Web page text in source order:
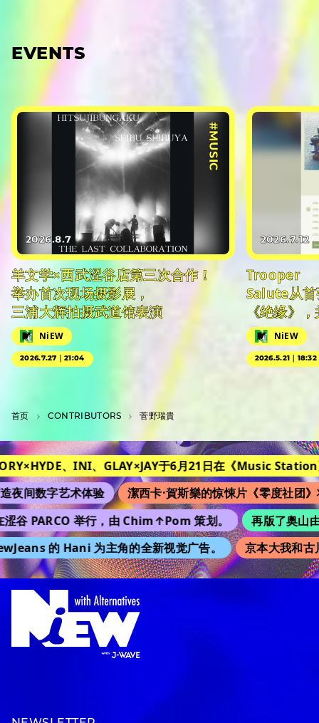
EVENTS
#MUSIC
2026.8.7
羊文学×西武涩谷店第三次合作！
举办首次现场摄影展，
三浦大辉拍摄武道馆表演
NiEW
2026.7.27｜21:04
2026.7.12
Trooper
Salute从首
《绝缘》
NiEW
2026.5.21｜18:32
首页 C­O­N­T­R­I­B­U­T­O­R­S 菅野瑞貴
、INI、GLAY×JAY于6月21日在《Music Station》
间数字艺术体验
潔西卡·賀斯樂的惊悚片《零度社团》将
PARCO 举行，由 Chim↑Pom 策划。
再版了奥山由
的 Hani 为主角的全新视觉广告。
京本大我和古川